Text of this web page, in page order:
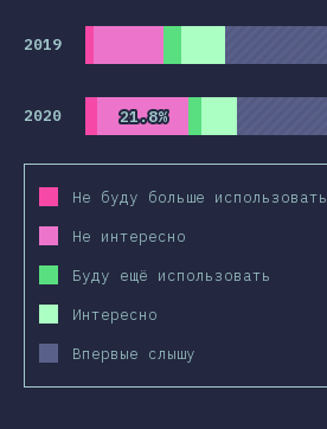
2019
2020 21.8%
21.8%
Не буду больше использовать
Не интересно
Буду ещё использовать
Интересно
Впервые слышу